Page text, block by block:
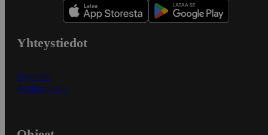
Yhteystiedot
Myymälät
Asiakaspalvelu